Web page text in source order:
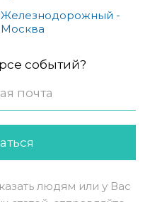
Железнодорожный -
Москва
событий?
людям или у Вас